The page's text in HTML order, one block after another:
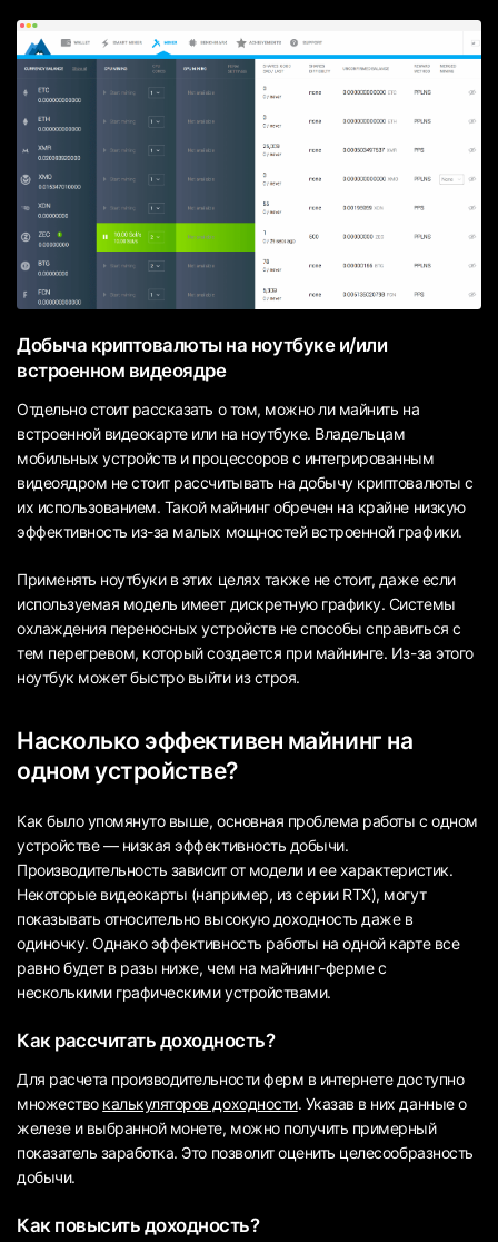
Добыча криптовалюты на ноутбуке и/или
встроенном видеоядре
Отдельно стоит рассказать о том, можно ли майнить на
встроенной видеокарте или на ноутбуке. Владельцам
мобильных устройств и процессоров с интегрированным
видеоядром не стоит рассчитывать на добычу криптовалюты с
их использованием. Такой майнинг обречен на крайне низкую
эффективность из-за малых мощностей встроенной графики.
Применять ноутбуки в этих целях также не стоит, даже если
используемая модель имеет дискретную графику. Системы
охлаждения переносных устройств не способы справиться с
тем перегревом, который создается при майнинге. Из-за этого
ноутбук может быстро выйти из строя.
Насколько эффективен майнинг на
одном устройстве?
Как было упомянуто выше, основная проблема работы с одном
устройстве — низкая эффективность добычи.
Производительность зависит от модели и ее характеристик.
Некоторые видеокарты (например, из серии RTX), могут
показывать относительно высокую доходность даже в
одиночку. Однако эффективность работы на одной карте все
равно будет в разы ниже, чем на майнинг-ферме с
несколькими графическими устройствами.
Как рассчитать доходность?
Для расчета производительности ферм в интернете доступно
множество калькуляторов доходности. Указав в них данные о
железе и выбранной монете, можно получить примерный
показатель заработка. Это позволит оценить целесообразность
добычи.
Как повысить доходность?